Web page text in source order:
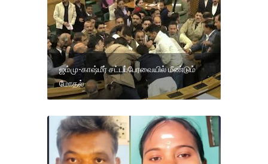
ஜம்மு-காஷ்மீர் சட்டப்பேரவையில் மீண்டும்
மோதல்